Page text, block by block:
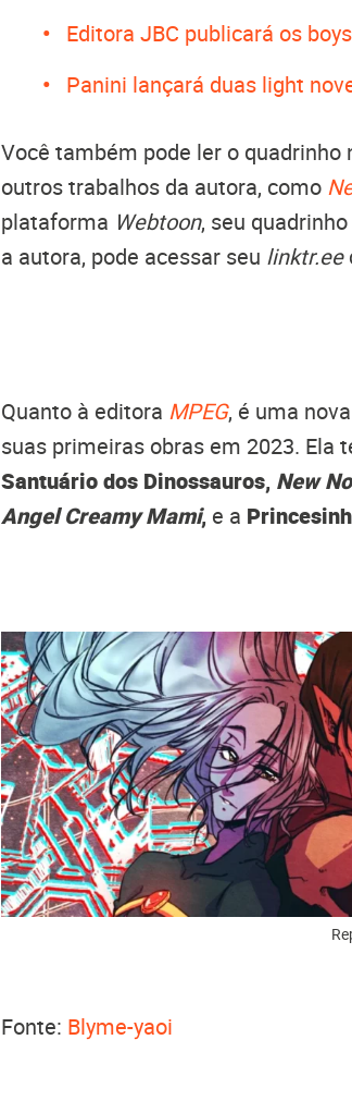
Editora JBC publicará os boys
Panini lançará duas light
Você também pode ler o quadrinho
outros trabalhos da autora, como
plataforma Webtoon, seu
a autora, pode acessar seu linktr.ee
Quanto à editora MPEG, é uma
suas primeiras obras em 2023. Ela
Santuário dos Dinossauros, New
Angel Creamy Mami, e a
Fonte: Blyme-yaoi